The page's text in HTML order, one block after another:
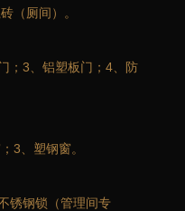
（厕间）。
3、铝塑板门；4、防
3、塑钢窗。
钢锁（管理间专